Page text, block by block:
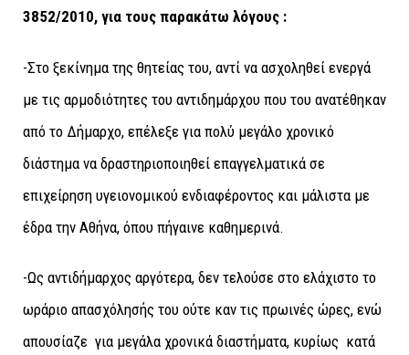
3852/2010, για τους παρακάτω λόγους :
-Στο ξεκίνημα της θητείας του, αντί να ασχοληθεί ενεργά
με τις αρμοδιότητες του αντιδημάρχου που του ανατέθηκαν
από το Δήμαρχο, επέλεξε για πολύ μεγάλο χρονικό
διάστημα να δραστηριοποιηθεί επαγγελματικά σε
επιχείρηση υγειονομικού ενδιαφέροντος και μάλιστα με
έδρα την Αθήνα, όπου πήγαινε καθημερινά.
-Ως αντιδήμαρχος αργότερα, δεν τελούσε στο ελάχιστο το
ωράριο απασχόλησής του ούτε καν τις πρωινές ώρες, ενώ
απουσίαζε για μεγάλα χρονικά διαστήματα, κυρίως κατά